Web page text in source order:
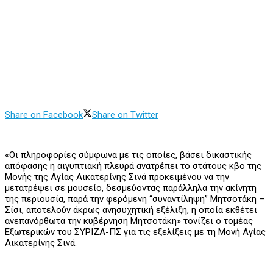
Share on Facebook Share on Twitter
«Οι πληροφορίες σύμφωνα με τις οποίες, βάσει δικαστικής
απόφασης η αιγυπτιακή πλευρά ανατρέπει το στάτους κβο της
Μονής της Αγίας Αικατερίνης Σινά προκειμένου να την
μετατρέψει σε μουσείο, δεσμεύοντας παράλληλα την ακίνητη
της περιουσία, παρά την φερόμενη “συναντίληψη” Μητσοτάκη –
Σίσι, αποτελούν άκρως ανησυχητική εξέλιξη, η οποία εκθέτει
ανεπανόρθωτα την κυβέρνηση Μητσοτάκη» τονίζει ο τομέας
Εξωτερικών του ΣΥΡΙΖΑ-ΠΣ για τις εξελίξεις με τη Μονή Αγίας
Αικατερίνης Σινά.